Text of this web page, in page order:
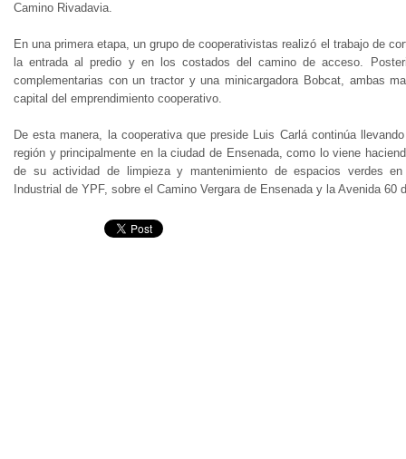
Camino Rivadavia.
En una primera etapa, un grupo de cooperativistas realizó el trabajo de
la entrada al predio y en los costados del camino de acceso.
complementarias con un tractor y una minicargadora Bobcat, ambas
capital del emprendimiento cooperativo.
De esta manera, la cooperativa que preside Luis Carlá continúa
región y principalmente en la ciudad de Ensenada, como lo viene
de su actividad de limpieza y mantenimiento de espacios verdes
Industrial de YPF, sobre el Camino Vergara de Ensenada y la Avenida 60